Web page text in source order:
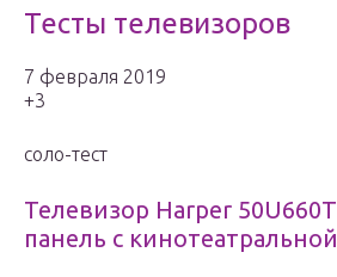
Тесты телевизоров
7 февраля 2019
+3
соло-тест
Телевизор Harper
панель с